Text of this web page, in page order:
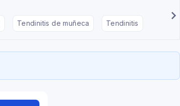
Tendinitis de muñeca Tendinitis